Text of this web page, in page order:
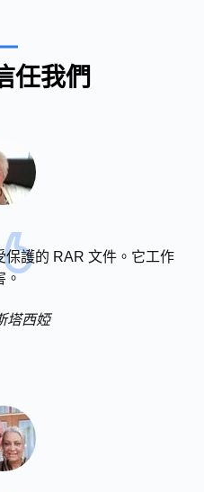
任我們
保護的 RAR 文件。它工作
。
塔西婭